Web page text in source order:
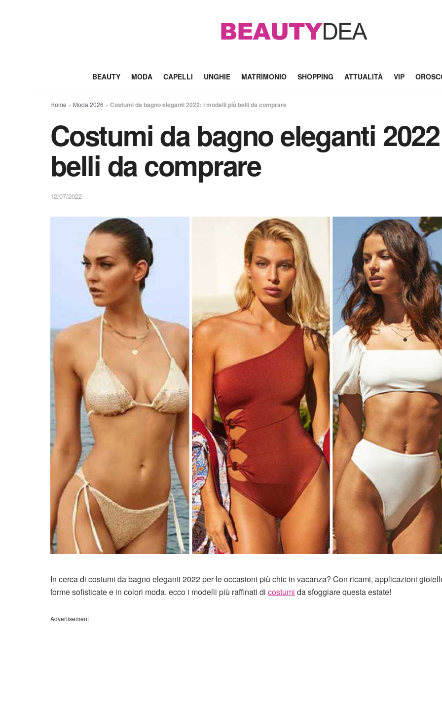
BEAUTY MODA CAPELLI UNGHIE MATRIMONIO SHOPPING ATTUALITÀ VIP
Home » Moda 2026 » Costumi da bagno eleganti 2022: i modelli più belli da comprare
Costumi da bagno eleganti
belli da comprare
12/07/2022
In cerca di costumi da bagno eleganti 2022 per le occasioni più chic in vacanza? Con ricami, applicazioni
forme sofisticate e in colori moda, ecco i modelli più raffinati di costumi da sfoggiare questa estate!
Advertisement